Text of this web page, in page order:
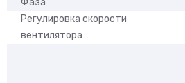
Регулировка скорости
вентилятора